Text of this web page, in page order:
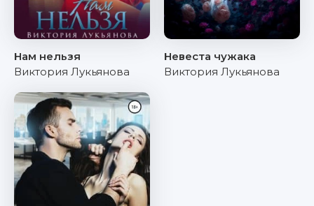
Нам нельзя
Виктория Лукьянова
Невеста чужака
Виктория Лукьянова